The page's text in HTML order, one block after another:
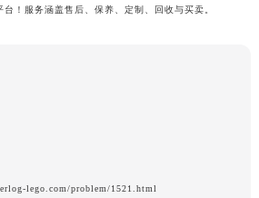
lego.com/problem/1521.html